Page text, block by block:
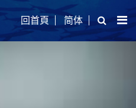
回首頁 简体